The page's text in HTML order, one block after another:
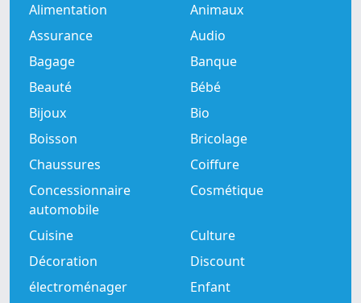
Alimentation
Animaux
Assurance
Audio
Bagage
Banque
Beauté
Bébé
Bijoux
Bio
Boisson
Bricolage
Chaussures
Coiffure
Concessionnaire
automobile
Cosmétique
Cuisine
Culture
Décoration
Discount
électroménager
Enfant